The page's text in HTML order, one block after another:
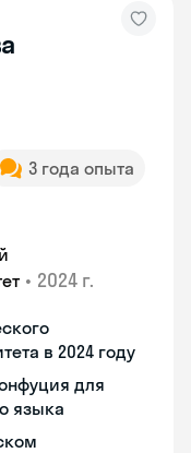
3 года опыта
• 2024 г.
в 2024 году
для
языка